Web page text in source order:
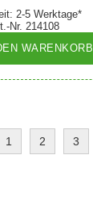
2-5 Werktage*
Nr. 214108
WARENKORB
1 2 3